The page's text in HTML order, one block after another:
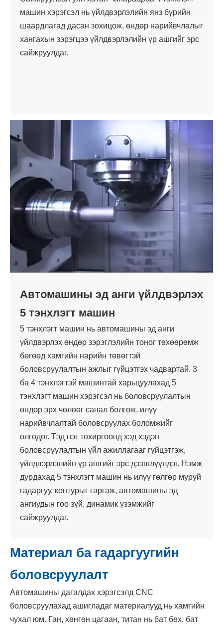
машин хэрэгсэл нь үйлдвэрлэлийн янз бүрийн
шаардлагад дасан зохицож, өндөр нарийвчлалыг
хангахын зэрэгцээ үйлдвэрлэлийн үр ашгийг эрс
сайжруулдаг.
Автомашины эд анги үйлдвэрлэх
5 тэнхлэгт машин
5 тэнхлэгт машин нь автомашины эд анги
үйлдвэрлэх өндөр зэрэглэлийн тоног төхөөрөмж
бөгөөд хамгийн нарийн төвөгтэй
боловсруулалтын ажлыг гүйцэтгэх чадвартай. 3
ба 4 тэнхлэгтэй машинтай харьцуулахад 5
тэнхлэгт машин хэрэгсэл нь боловсруулалтын
өндөр эрх чөлөөг санал болгож, илүү
нарийвчлалтай боловсруулах боломжийг
олгодог. Тэд нэг тохиргоонд хэд хэдэн
боловсруулалтын үйл ажиллагааг гүйцэтгэж,
үйлдвэрлэлийн үр ашгийг эрс дээшлүүлдэг. Нэмж
дурдахад 5 тэнхлэгт машин нь илүү гөлгөр муруй
гадаргуу, контурыг гаргаж, автомашины эд
ангиудын гоо зүй, динамик үзэмжийг
сайжруулдаг.
Материал ба гадаргуугийн
боловсруулалт
Автомашины дагалдах хэрэгсэлд CNC
боловсруулахад ашигладаг материалууд нь хамгийн
чухал юм. Ган, хөнгөн цагаан, титан нь бат бөх, бат